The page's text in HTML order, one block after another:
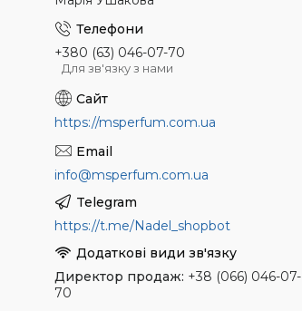
+380 (63) 046-07-70
Для зв'язку з нами
https://msperfum.com.ua
info@msperfum.com.ua
https://t.me/Nadel_shopbot
Директор продаж +38 (066) 046-07-
70